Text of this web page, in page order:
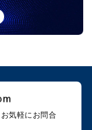
お気軽にお問合